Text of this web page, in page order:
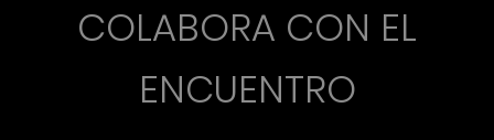
COLABORA CON EL
ENCUENTRO